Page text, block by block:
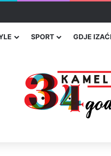
preko BiH i Balkana
SPORT GDJE